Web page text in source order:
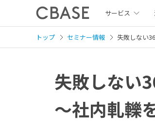
サービス
トップ セミナー情報 失敗しない
失敗しない
〜社内軋轢